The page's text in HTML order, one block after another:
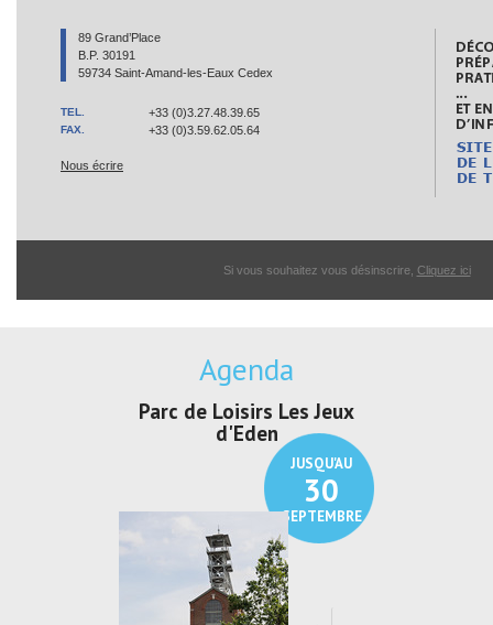
89 Grand’Place
B.P. 30191
59734 Saint-Amand-les-Eaux Cedex
TEL. +33 (0)3.27.48.39.65
FAX. +33 (0)3.59.62.05.64
Nous écrire
Si vous souhaitez vous désinscrire, Cliquez ici
Agenda
JUSQU'AU
21
SEPTEMBRE
Exposition "Lucien Jonas -
Au pays du charbon ...